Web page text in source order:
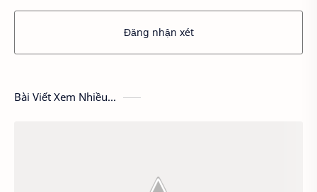
Đăng nhận xét
Bài Viết Xem Nhiều...